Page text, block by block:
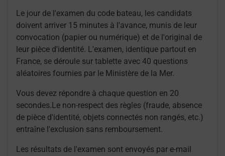
Le jour de l'examen du code bateau, les candidats
doivent arriver 15 minutes à l'avance, munis de leur
convocation (papier ou numérique) et de l'original de
leur pièce d'identité. L'examen, identique partout en
France, se déroule sur tablette avec 40 questions
aléatoires fournies par le Ministère de la Mer.
Vous devez répondre à chaque question en 20
secondes.Le non-respect des règles (fraude, absence
de pièce d'identité, objets connectés non rangés, etc.)
entraîne l'exclusion sans remboursement.
Les résultats de l'examen sont envoyés par e-mail